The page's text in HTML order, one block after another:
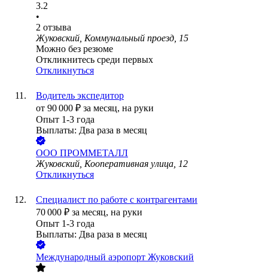
3.2
•
2 отзыва
Жуковский, Коммунальный проезд, 15
Можно без резюме
Откликнитесь среди первых
Откликнуться
Водитель экспедитор
от 90 000 ₽ за месяц, на руки
Опыт 1-3 года
Выплаты: Два раза в месяц
ООО ПРОММЕТАЛЛ
Жуковский, Кооперативная улица, 12
Откликнуться
Специалист по работе с контрагентами
70 000 ₽ за месяц, на руки
Опыт 1-3 года
Выплаты: Два раза в месяц
Международный аэропорт Жуковский